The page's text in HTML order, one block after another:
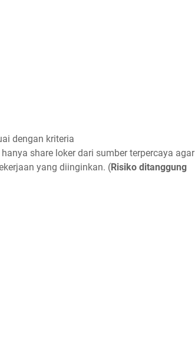
dengan kriteria
share loker dari sumber terpercaya agar
yang diinginkan. (Risiko ditanggung